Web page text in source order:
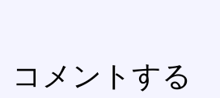
コメントする